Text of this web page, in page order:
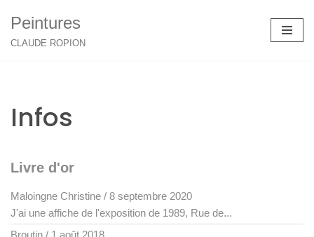
Aller
Peintures
CLAUDE ROPION
Infos
Livre d'or
Maloingne Christine / 8 septembre 2020
J'ai une affiche de l'exposition de 1989, Rue de...
Broutin / 1 août 2018